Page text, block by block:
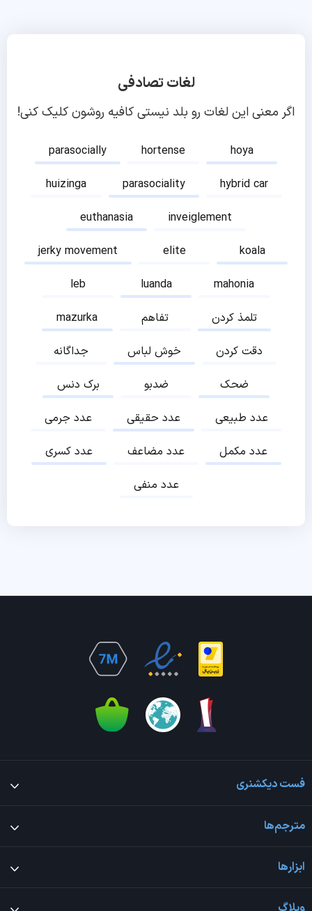
لغات تصادفی
اگر معنی این لغات رو بلد نیستی کافیه روشون کلیک کنی!
parasocially hortense
hoya
huizinga
parasociality
hybrid car
euthanasia
inveiglement
jerky movement
elite
koala
leb
luanda
mahonia
mazurka
تفاهم
تلمذ کردن
جداگانه
خوش لباس
دقت کردن
برک دنس
ضدبو
ضحک
عدد جرمی
عدد حقیقی
عدد طبیعی
عدد کسری
عدد مضاعف
عدد مکمل
عدد منفی
فست دیکشنری
مترجم‌ها
ابزارها